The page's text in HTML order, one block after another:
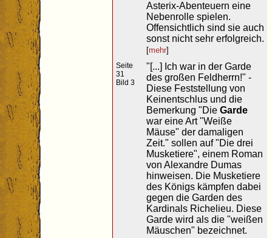
Asterix-Abenteuern eine
Nebenrolle spielen.
Offensichtlich sind sie auch
sonst nicht sehr erfolgreich.
[mehr]
Seite
31
Bild 3
"[...] Ich war in der Garde
des großen Feldherrn!" -
Diese Feststellung von
Keinentschlus und die
Bemerkung "Die Garde
war eine Art "Weiße
Mäuse" der damaligen
Zeit." sollen auf "Die drei
Musketiere", einem Roman
von Alexandre Dumas
hinweisen. Die Musketiere
des Königs kämpfen dabei
gegen die Garden des
Kardinals Richelieu. Diese
Garde wird als die "weißen
Mäuschen" bezeichnet.